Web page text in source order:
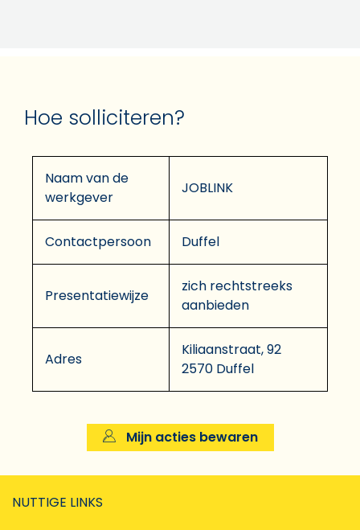
Hoe solliciteren?
Naam van de
werkgever
JOBLINK
Contactpersoon Duffel
Presentatiewijze
zich rechtstreeks
aanbieden
Adres
Kiliaanstraat, 92
2570 Duffel
Mijn acties bewaren
NUTTIGE LINKS